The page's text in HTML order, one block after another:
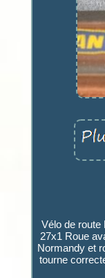
Vélo de route
27x1 Roue
Normandy et
tourne